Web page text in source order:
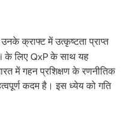
क्राफ्ट में उत्कृष्टता प्राप्त
के लिए QxP के साथ यह
में गहन प्रशिक्षण के रणनीतिक
कदम है। इस ध्येय को गति